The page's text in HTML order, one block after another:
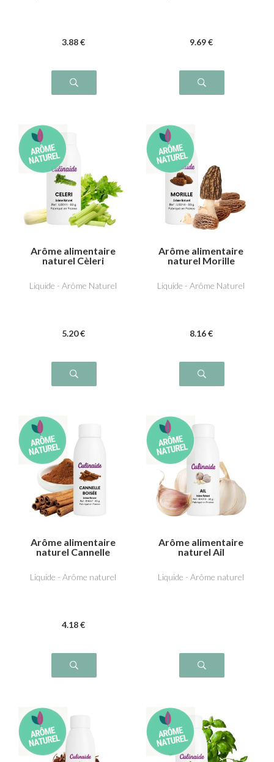
3.88 € 9.69 €
Arôme alimentaire
naturel Cèleri
Liquide - Arôme Naturel
5.20 €
Arôme alimentaire
naturel Morille
Liquide - Arôme Naturel
8.16 €
Arôme alimentaire
naturel Cannelle
Liquide - Arôme naturel
4.18 €
Arôme alimentaire
naturel Ail
Liquide - Arôme naturel